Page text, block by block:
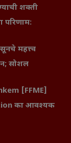
शक्ती
परिणाम:
महत्त्व
सोशल
[FFME]
का आवश्यक